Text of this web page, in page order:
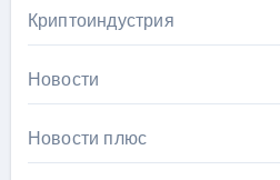
Криптоиндустрия
Новости
Новости плюс